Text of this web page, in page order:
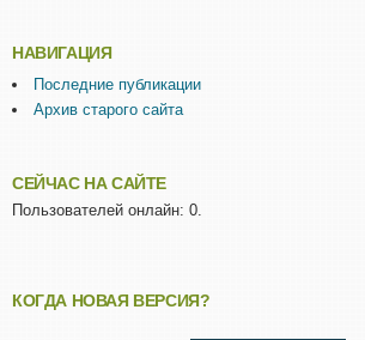
НАВИГАЦИЯ
Последние публикации
Архив старого сайта
СЕЙЧАС НА САЙТЕ
Пользователей онлайн: 0.
КОГДА НОВАЯ ВЕРСИЯ?